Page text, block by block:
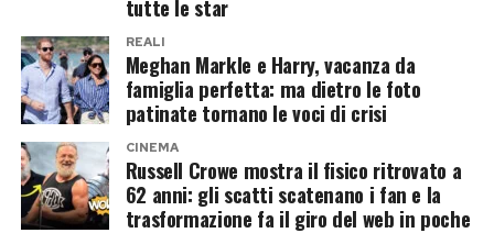
iniziare una nuova fase della convivenza con
Franceska sembrano occupare il primo posto
nella lista dei desideri.
Nessun altare imminente, dunque, ma un loft
nel cuore di Milano vale già come una
dichiarazione piuttosto impegnativa.
Ligabue, che ha voluto salutare Guccini con
parole semplici ma intense: «Ti ho ammirato
sconfinatamente, ma ancora di più ti ho voluto
bene».
Anche Gianni Morandi ha ricordato il cantautore
tutte le star
REALI
Meghan Markle e Harry, vacanza da
famiglia perfetta: ma dietro le foto
patinate tornano le voci di crisi
CINEMA
Russell Crowe mostra il fisico ritrovato a
62 anni: gli scatti scatenano i fan e la
trasformazione fa il giro del web in poche